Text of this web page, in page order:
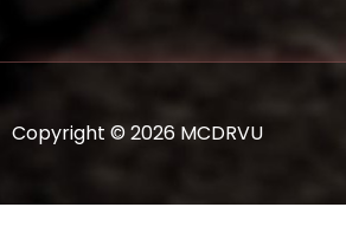
Copyright © 2026 MCDRVU